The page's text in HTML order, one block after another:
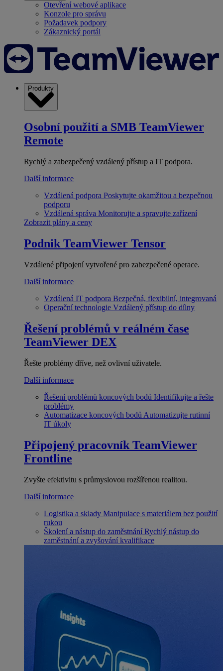
Otevření webové aplikace
Konzole pro správu
Požadavek podpory
Zákaznický portál
Produkty
Osobní použití a SMB TeamViewer
Remote
Rychlý a zabezpečený vzdálený přístup a IT podpora.
Další informace
Vzdálená podpora Poskytujte okamžitou a bezpečnou
podporu
Vzdálená správa Monitorujte a spravujte zařízení
Zobrazit plány a ceny
Podnik TeamViewer Tensor
Vzdálené připojení vytvořené pro zabezpečené operace.
Další informace
Vzdálená IT podpora Bezpečná, flexibilní, integrovaná
Operační technologie Vzdálený přístup do dílny
Řešení problémů v reálném čase
TeamViewer DEX
Řešte problémy dříve, než ovlivní uživatele.
Další informace
Řešení problémů koncových bodů Identifikujte a řešte
problémy
Automatizace koncových bodů Automatizujte rutinní
IT úkoly
Připojený pracovník TeamViewer
Frontline
Zvyšte efektivitu s průmyslovou rozšířenou realitou.
Další informace
Logistika a sklady Manipulace s materiálem bez použití
rukou
Školení a nástup do zaměstnání Rychlý nástup do
zaměstnání a zvyšování kvalifikace